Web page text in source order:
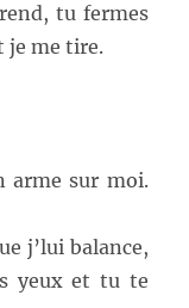
tu fermes
je me tire.
arme sur moi.
j’lui balance,
yeux et tu te